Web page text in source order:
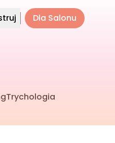
Dla Salonu
Trychologia